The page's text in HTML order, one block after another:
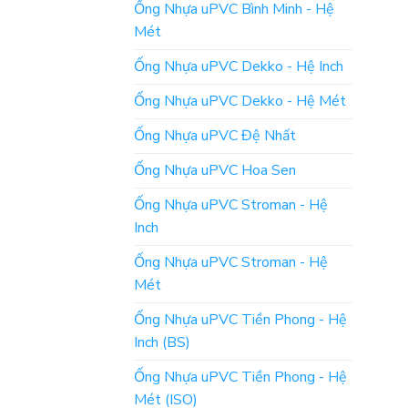
Ống Nhựa uPVC Bình Minh - Hệ
Mét
Ống Nhựa uPVC Dekko - Hệ Inch
Ống Nhựa uPVC Dekko - Hệ Mét
Ống Nhựa uPVC Đệ Nhất
Ống Nhựa uPVC Hoa Sen
Ống Nhựa uPVC Stroman - Hệ
Inch
Ống Nhựa uPVC Stroman - Hệ
Mét
Ống Nhựa uPVC Tiền Phong - Hệ
Inch (BS)
Ống Nhựa uPVC Tiền Phong - Hệ
Mét (ISO)